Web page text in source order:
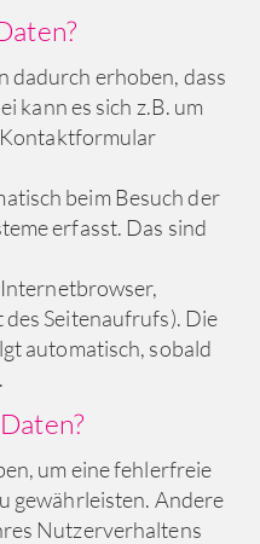
dadurch erhoben, dass
kann es sich z.B. um
Kontaktformular
beim Besuch der
erfasst. Das sind
Seitenaufrufs). Die
automatisch, sobald
um eine fehlerfreie
gewährleisten. Andere
Nutzerverhaltens